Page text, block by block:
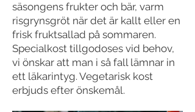
säsongens frukter och bär, varm
risgrynsgröt när det är kallt eller en
frisk fruktsallad på sommaren.
Specialkost tillgodoses vid behov,
vi önskar att man i så fall lämnar in
ett läkarintyg. Vegetarisk kost
erbjuds efter önskemål.